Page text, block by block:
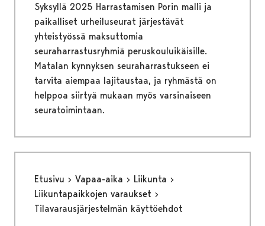
Syksyllä 2025 Harrastamisen Porin malli ja
paikalliset urheiluseurat järjestävät
yhteistyössä maksuttomia
seuraharrastusryhmiä peruskouluikäisille.
Matalan kynnyksen seuraharrastukseen ei
tarvita aiempaa lajitaustaa, ja ryhmästä on
helppoa siirtyä mukaan myös varsinaiseen
seuratoimintaan.
Etusivu Vapaa-aika
Liikunta
Liikuntapaikkojen varaukset
Tilavarausjärjestelmän käyttöehdot